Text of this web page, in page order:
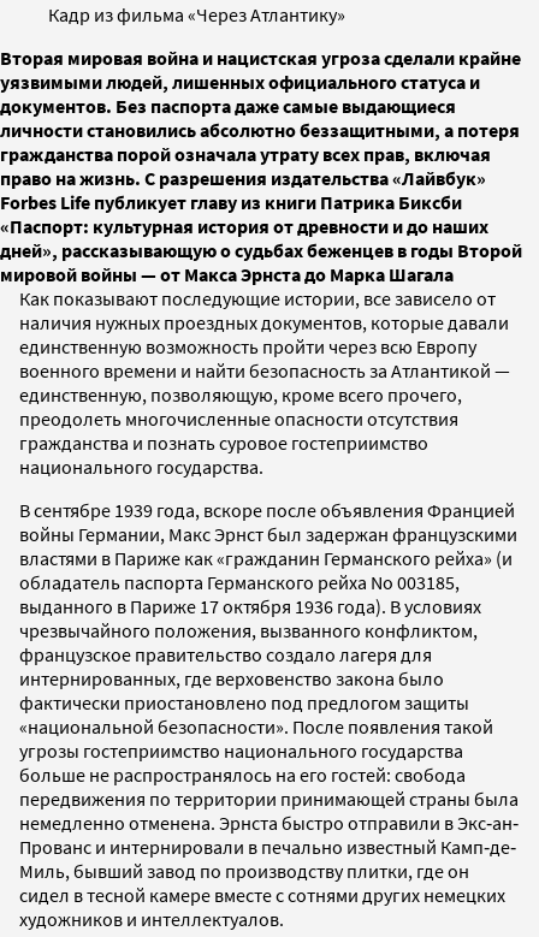
Кадр из фильма «Через Атлантику»
Вторая мировая война и нацистская угроза сделали крайне
уязвимыми людей, лишенных официального статуса и
документов. Без паспорта даже самые выдающиеся
личности становились абсолютно беззащитными, а потеря
гражданства порой означала утрату всех прав, включая
право на жизнь. С разрешения издательства «Лайвбук»
Forbes Life публикует главу из книги Патрика Биксби
«Паспорт: культурная история от древности и до наших
дней», рассказывающую о судьбах беженцев в годы Второй
мировой войны — от Макса Эрнста до Марка Шагала
Как показывают последующие истории, все зависело от
наличия нужных проездных документов, которые давали
единственную возможность пройти через всю Европу
военного времени и найти безопасность за Атлантикой —
единственную, позволяющую, кроме всего прочего,
преодолеть многочисленные опасности отсутствия
гражданства и познать суровое гостеприимство
национального государства.
В сентябре 1939 года, вскоре после объявления Францией
войны Германии, Макс Эрнст был задержан французскими
властями в Париже как «гражданин Германского рейха» (и
обладатель паспорта Германского рейха No 003185,
выданного в Париже 17 октября 1936 года). В условиях
чрезвычайного положения, вызванного конфликтом,
французское правительство создало лагеря для
интернированных, где верховенство закона было
фактически приостановлено под предлогом защиты
«национальной безопасности». После появления такой
угрозы гостеприимство национального государства
больше не распространялось на его гостей: свобода
передвижения по территории принимающей страны была
немедленно отменена. Эрнста быстро отправили в Экс‐ан‐
Прованс и интернировали в печально известный Камп‐де‐
Миль, бывший завод по производству плитки, где он
сидел в тесной камере вместе с сотнями других немецких
художников и интеллектуалов.